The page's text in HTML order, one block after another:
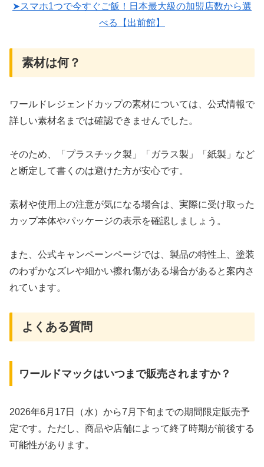
➤スマホ1つで今すぐご飯！日本最大級の加盟店数から選
べる【出前館】
素材は何？
ワールドレジェンドカップの素材については、公式情報で
詳しい素材名までは確認できませんでした。
そのため、「プラスチック製」「ガラス製」「紙製」など
と断定して書くのは避けた方が安心です。
素材や使用上の注意が気になる場合は、実際に受け取った
カップ本体やパッケージの表示を確認しましょう。
また、公式キャンペーンページでは、製品の特性上、塗装
のわずかなズレや細かい擦れ傷がある場合があると案内さ
れています。
よくある質問
ワールドマックはいつまで販売されますか？
2026年6月17日（水）から7月下旬までの期間限定販売予
定です。ただし、商品や店舗によって終了時期が前後する
可能性があります。